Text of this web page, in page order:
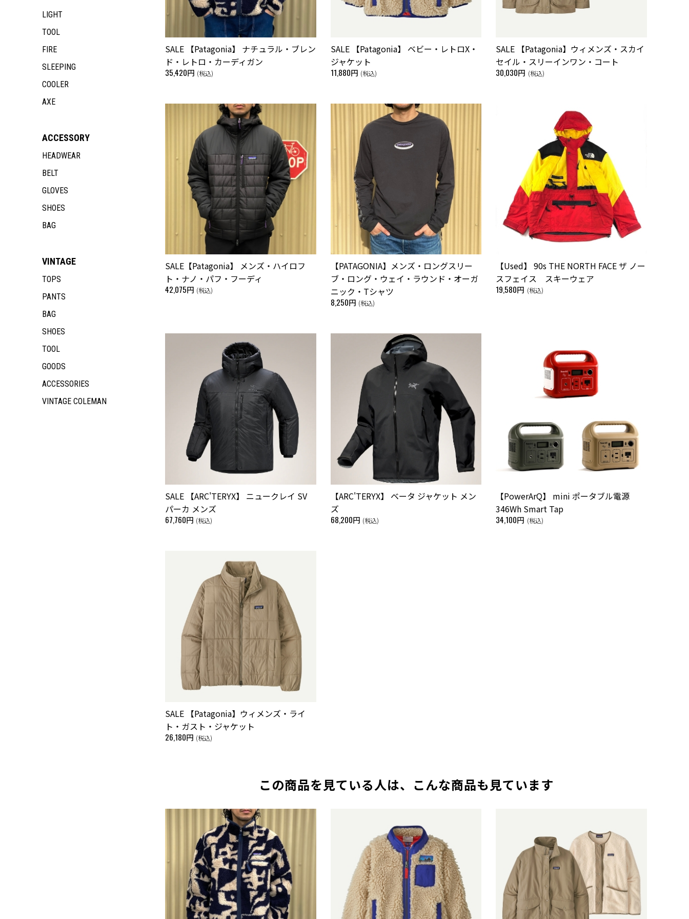
LIGHT
TOOL
FIRE
SLEEPING
COOLER
AXE
ACCESSORY
HEADWEAR
BELT
GLOVES
SHOES
BAG
VINTAGE
TOPS
PANTS
BAG
SHOES
TOOL
GOODS
ACCESSORIES
VINTAGE COLEMAN
SALE 【Patagonia】 ナチュラル・ブレン
ド・レトロ・カーディガン
35,420円 (税込)
SALE 【Patagonia】 ベビー・レトロX・
ジャケット
11,880円 (税込)
SALE 【Patagonia】ウィメンズ・スカイ
セイル・スリーインワン・コート
30,030円 (税込)
SALE【Patagonia】 メンズ・ハイロフ
ト・ナノ・パフ・フーディ
42,075円 (税込)
【PATAGONIA】メンズ・ロングスリー
ブ・ロング・ウェイ・ラウンド・オーガ
ニック・Tシャツ
8,250円 (税込)
【Used】 90s THE NORTH FACE ザ ノー
スフェイス スキーウェア
19,580円 (税込)
SALE 【ARC'TERYX】 ニュークレイ SV
パーカ メンズ
67,760円 (税込)
【ARC'TERYX】 ベータ ジャケット メン
ズ
68,200円 (税込)
【PowerArQ】 mini ポータブル電源
346Wh Smart Tap
34,100円 (税込)
SALE 【Patagonia】ウィメンズ・ライ
ト・ガスト・ジャケット
26,180円 (税込)
この商品を見ている人は、こんな商品も見ています